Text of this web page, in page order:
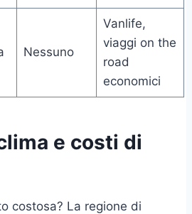
Nessuno
Vanlife,
viaggi on the
road
economici
e costi di
costosa? La regione di